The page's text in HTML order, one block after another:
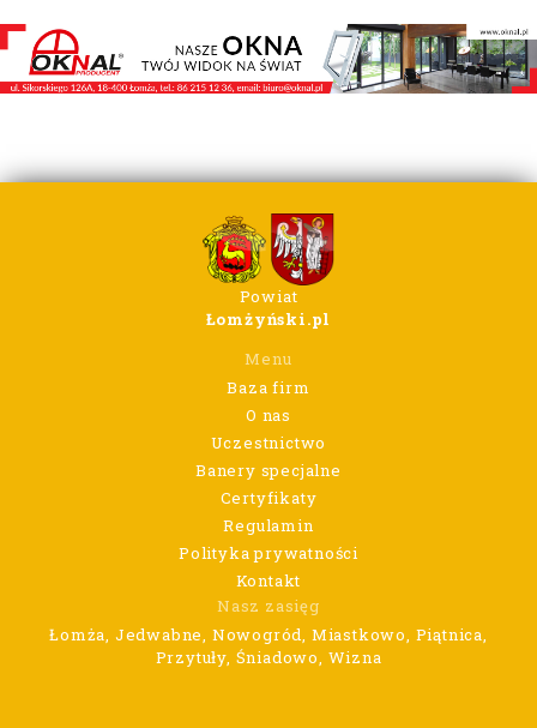
Powiat
Łomżyński.pl
Menu
Baza firm
O nas
Uczestnictwo
Banery specjalne
Certyfikaty
Regulamin
Polityka prywatności
Kontakt
Nasz zasięg
Łomża, Jedwabne, Nowogród, Miastkowo, Piątnica,
Przytuły, Śniadowo, Wizna